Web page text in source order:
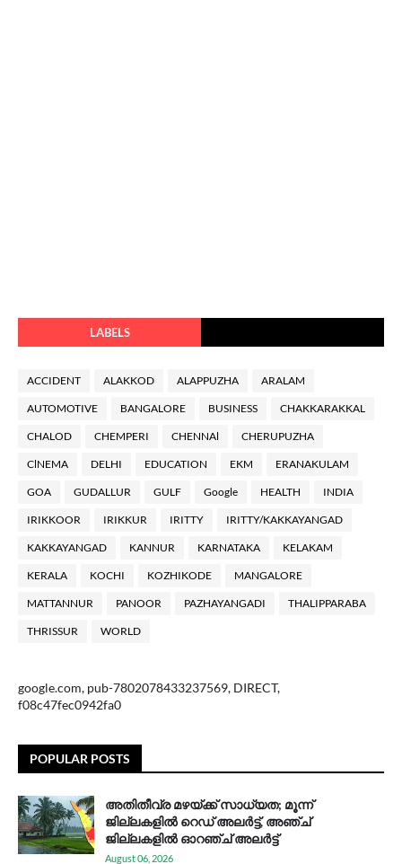
LABELS
ACCIDENT ALAKKOD ALAPPUZHA ARALAM
AUTOMOTIVE BANGALORE BUSINESS CHAKKARAKKAL
CHALOD CHEMPERI CHENNAl CHERUPUZHA
ClNEMA DELHI EDUCATION EKM ERANAKULAM
GOA GUDALLUR GULF Google HEALTH INDIA
IRIKKOOR IRIKKUR IRITTY IRITTY/KAKKAYANGAD
KAKKAYANGAD KANNUR KARNATAKA KELAKAM
KERALA KOCHI KOZHIKODE MANGALORE
MATTANNUR PANOOR PAZHAYANGADI THALIPPARABA
THRISSUR WORLD
google.com, pub-7802078433237569, DIRECT,
f08c47fec0942fa0
POPULAR POSTS
അതിതീവ്ര മഴയ്ക്ക് സാധ്യത; മൂന്ന്
ജില്ലകളിൽ റെഡ് അലർട്ട്, അഞ്ച്
ജില്ലകളിൽ ഓറഞ്ച് അലർട്ട്
August 06, 2026